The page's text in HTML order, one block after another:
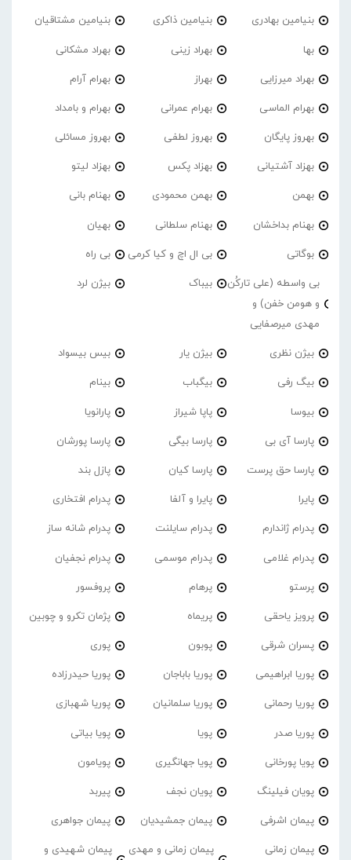
بنیامین بهادری بنیامین ذاکری بنیامین مشتاقیان
بها بهراد زینی بهراد مشکانی
بهراد میرزایی بهراز بهرام آرام
بهرام الماسی بهرام عمرانی بهرام و بامداد
بهروز پایگان بهروز لطفی بهروز مسائلی
بهزاد آشتیانی بهزاد پکس بهزاد لیتو
بهمن بهمن محمودی بهنام بانی
بهنام بداخشان بهنام سلطانی بهیان
بوگاتی بی ال اچ و کیا کرمی بی راه
بی واسطه (علی تارکُن
و هومن خفن) و
مهدی میرصفایی
بیباک بیژن لرد
بیژن نظری بیژن یار بیس بیسواد
بیگ رفی بیگباب بینام
بیوسا پاپا شیراز پارانویا
پارسا آی بی پارسا بیگی پارسا پورشان
پارسا حق پرست پارسا کیان پازل بند
پایرا پایرا و آلفا پدرام افتخاری
پدرام ژاندارم پدرام‌ سایلنت پدرام شانه ساز
پدرام غلامی پدرام موسمی پدرام نجفیان
پرستو پرهام پروفسور
پرویز یاحقی پریماه پژمان تکرو و چوبین
پسران شرقی پوبون پوری
پوریا ابراهیمی پوریا باباجان پوریا حیدرزاده
پوریا رحمانی پوریا سلمانیان پوریا شهبازی
پوریا صدر پویا پویا بیاتی
پویا پورخانی پویا جهانگیری پویامون
پویان فیلینگ پویان نجف پیربد
پیمان اشرفی پیمان جمشیدیان پیمان جواهری
پیمان زمانی
پیمان زمانی و مهدی
پیمان شهیدی و